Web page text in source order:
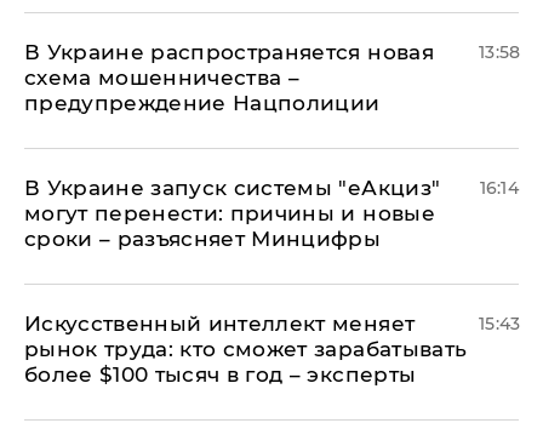
В Украине распространяется новая
схема мошенничества –
предупреждение Нацполиции
13:58
В Украине запуск системы "еАкциз"
могут перенести: причины и новые
сроки – разъясняет Минцифры
16:14
Искусственный интеллект меняет
рынок труда: кто сможет зарабатывать
более $100 тысяч в год – эксперты
15:43